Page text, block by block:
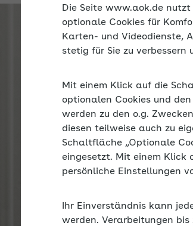
Die Seite www.aok.de
optionale Cookies für
Karten- und Videodienste,
stetig für Sie zu verbessern
Mit einem Klick auf die
optionalen Cookies und
werden zu den o.g.
diesen teilweise auch zu
Schaltfläche „Optionale
eingesetzt. Mit einem Klick
persönliche Einstellungen
Ihr Einverständnis kann
werden. Verarbeitungen